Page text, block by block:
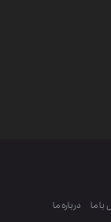
ما درباره ما